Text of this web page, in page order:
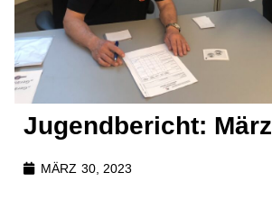
Jugendbericht: März
MÄRZ 30, 2023